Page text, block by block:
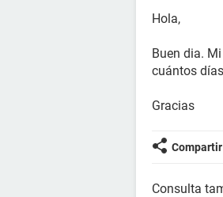
Hola,
Buen dia.
cuántos
Gracias
Compartir
Consulta